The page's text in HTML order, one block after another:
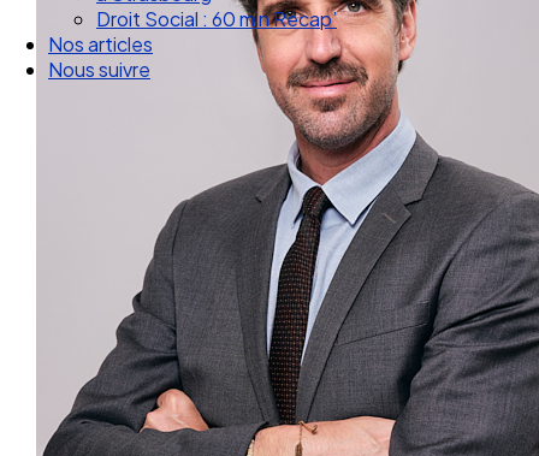
Droit Social : 60 min Recap’
Nos articles
Nous suivre